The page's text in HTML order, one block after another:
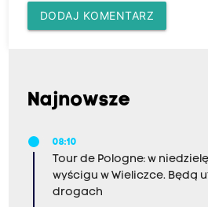
DODAJ KOMENTARZ
Najnowsze
08:10
Tour de Pologne: w
wyścigu w Wieliczce. Będą
drogach